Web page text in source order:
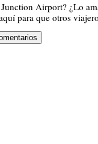
Airport? ¿Lo
para que otros